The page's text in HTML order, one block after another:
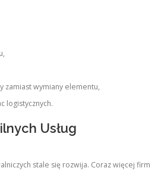
zamiast wymiany elementu,
logistycznych.
Usług
stale się rozwija. Coraz więcej firm